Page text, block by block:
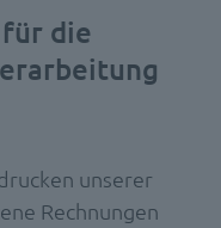
für die
unserer
Rechnungen